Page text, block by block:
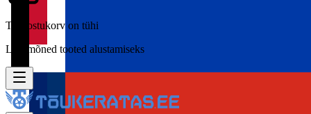
Teie ostukorv on tühi
Lisa mõned tooted alustamiseks